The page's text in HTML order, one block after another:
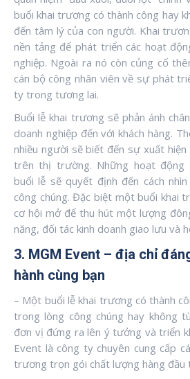
buổi khai trương có thành công hay
đến tâm lý của con người. Khai
nền tảng để phát triển các hoạt
nghiệp. Ngoài ra nó còn củng cố
cán bộ công nhân viên về sự phát
ty trong tương lai.
Buổi lễ khai trương sẽ phản ánh
doanh nghiệp đến với khách hàng.
nhiều người sẽ biết đến sự xuất
trên thị trường. Những hoạt động
buổi lễ sẽ quyết định đến cách
công chúng. Đặc biệt một buổi khai
cơ hội mở để thu hút một lượng
năng, đối tác kinh doanh giao lưu và
3. MGM Event – địa chỉ
hành cùng bạn
– Một buổi lễ khai trương có thành
trong lòng công chúng hay không
đơn vị đứng ra lên ý tưởng và triển
Event là công ty chuyên cung cấp
trương trọn gói chất lượng hàng đầu